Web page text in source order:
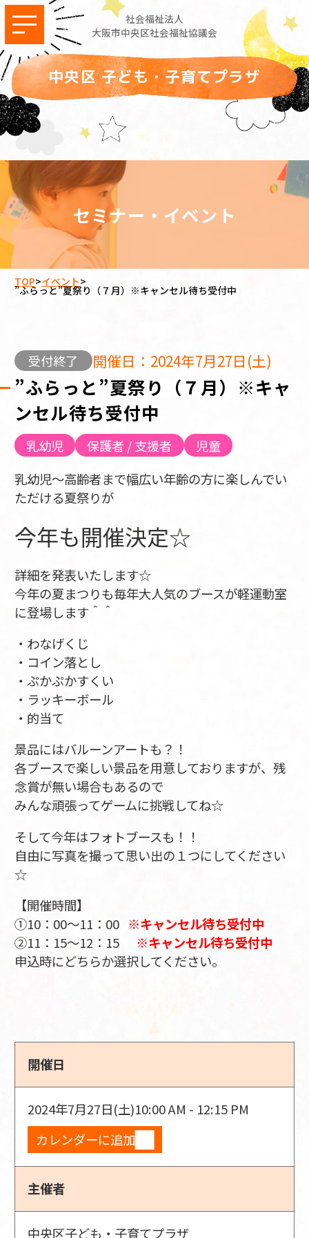
社会福祉法人
大阪市中央区社会福祉協議会
中央区 子ども・子育てプラザ
セミナー・イベント
TOP>イベント>
”ふらっと”夏祭り（７月）※キャンセル待ち受付中
受付終了 開催日：2024年7月27日(土)
”ふらっと”夏祭り（７月）※キャ
ンセル待ち受付中
乳幼児 保護者 / 支援者
児童
乳幼児～高齢者まで幅広い年齢の方に楽しんでい
ただける夏祭りが
今年も開催決定☆
詳細を発表いたします☆
今年の夏まつりも毎年大人気のブースが軽運動室
に登場します＾＾
・わなげくじ
・コイン落とし
・ぷかぷかすくい
・ラッキーボール
・的当て
景品にはバルーンアートも？！
各ブースで楽しい景品を用意しておりますが、残
念賞が無い場合もあるので
みんな頑張ってゲームに挑戦してね☆
そして今年はフォトブースも！！
自由に写真を撮って思い出の１つにしてください
☆
【開催時間】
①10：00～11：00 ※キャンセル待ち受付中
②11：15～12：15 ※キャンセル待ち受付中
申込時にどちらか選択してください。
開催日
2024年7月27日(土)10:00 AM - 12:15 PM
カレンダーに追加
主催者
中央区子ども・子育てプラザ